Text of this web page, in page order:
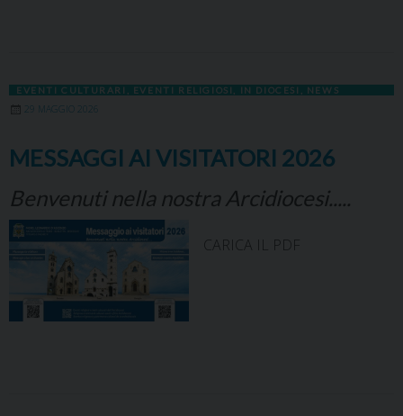
EVENTI CULTURARI EVENTI RELIGIOSI IN DIOCESI NEWS
29 MAGGIO 2026
MESSAGGI AI VISITATORI 2026
Benvenuti nella nostra Arcidiocesi.....
CARICA IL PDF